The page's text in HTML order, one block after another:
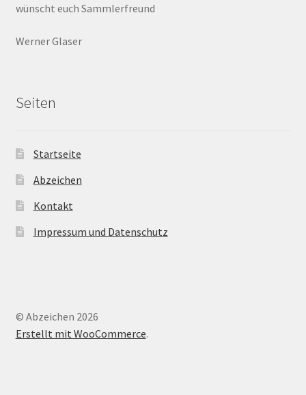
wünscht euch Sammlerfreund
Werner Glaser
Seiten
Startseite
Abzeichen
Kontakt
Impressum und Datenschutz
© Abzeichen 2026
Erstellt mit WooCommerce.